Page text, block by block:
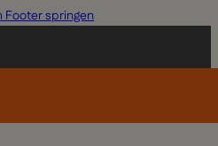
Footer springen